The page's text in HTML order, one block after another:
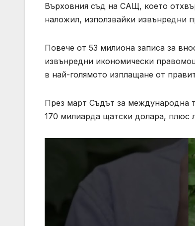
Върховния съд на САЩ, което
наложил, използвайки извънредни
Повече от 53 милиона записа за
извънредни икономически
в най-голямото изплащане от
През март Съдът за международна
170 милиарда щатски долара, плюс